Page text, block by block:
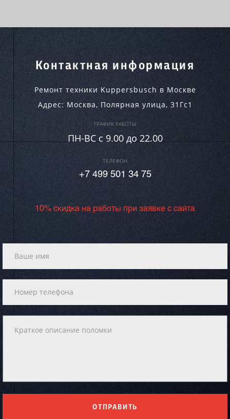
Контактная информация
Ремонт техники Kuppersbusch в Москве
Адрес: Москва, Полярная улица, 31Гс1
ГРАФИК РАБОТЫ
ПН-ВC c 9.00 до 22.00
ТЕЛЕФОН
+7 499 501 34 75
10% скидка на работы при заявке с сайта
ОТПРАВИТЬ